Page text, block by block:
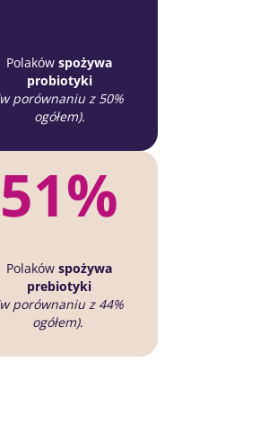
Polaków spożywa
probiotyki
porównaniu z 50%
ogółem).
51%
Polaków spożywa
prebiotyki
porównaniu z 44%
ogółem).